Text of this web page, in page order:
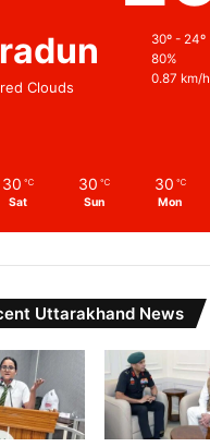
Clouds
30º - 24º
80%
0.87 km/h
30 ℃
Sat
30 ℃
Sun
30 ℃
Mon
Uttarakhand News